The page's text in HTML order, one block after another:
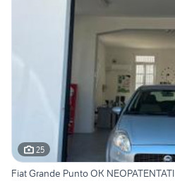
25
Fiat Grande Punto OK NEOPATENTATI